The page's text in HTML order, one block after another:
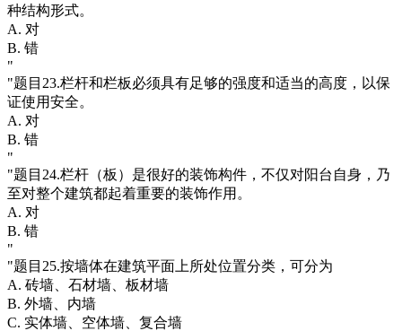
种结构形式。
A. 对
B. 错
"
"题目23.栏杆和栏板必须具有足够的强度和适当的高度，以保
证使用安全。
A. 对
B. 错
"
"题目24.栏杆（板）是很好的装饰构件，不仅对阳台自身，乃
至对整个建筑都起着重要的装饰作用。
A. 对
B. 错
"
"题目25.按墙体在建筑平面上所处位置分类，可分为
A. 砖墙、石材墙、板材墙
B. 外墙、内墙
C. 实体墙、空体墙、复合墙